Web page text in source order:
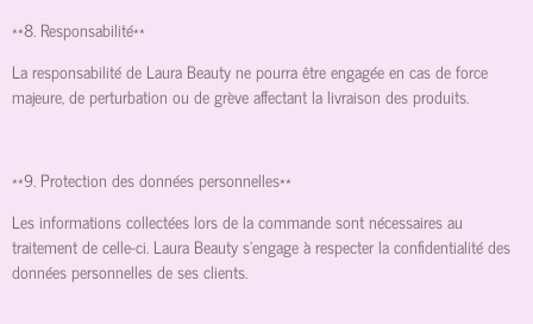
**8. Responsabilité**
La responsabilité de Laura Beauty ne pourra être engagée en cas de force
majeure, de perturbation ou de grève affectant la livraison des produits.
**9. Protection des données personnelles**
Les informations collectées lors de la commande sont nécessaires au
traitement de celle-ci. Laura Beauty s'engage à respecter la confidentialité des
données personnelles de ses clients.